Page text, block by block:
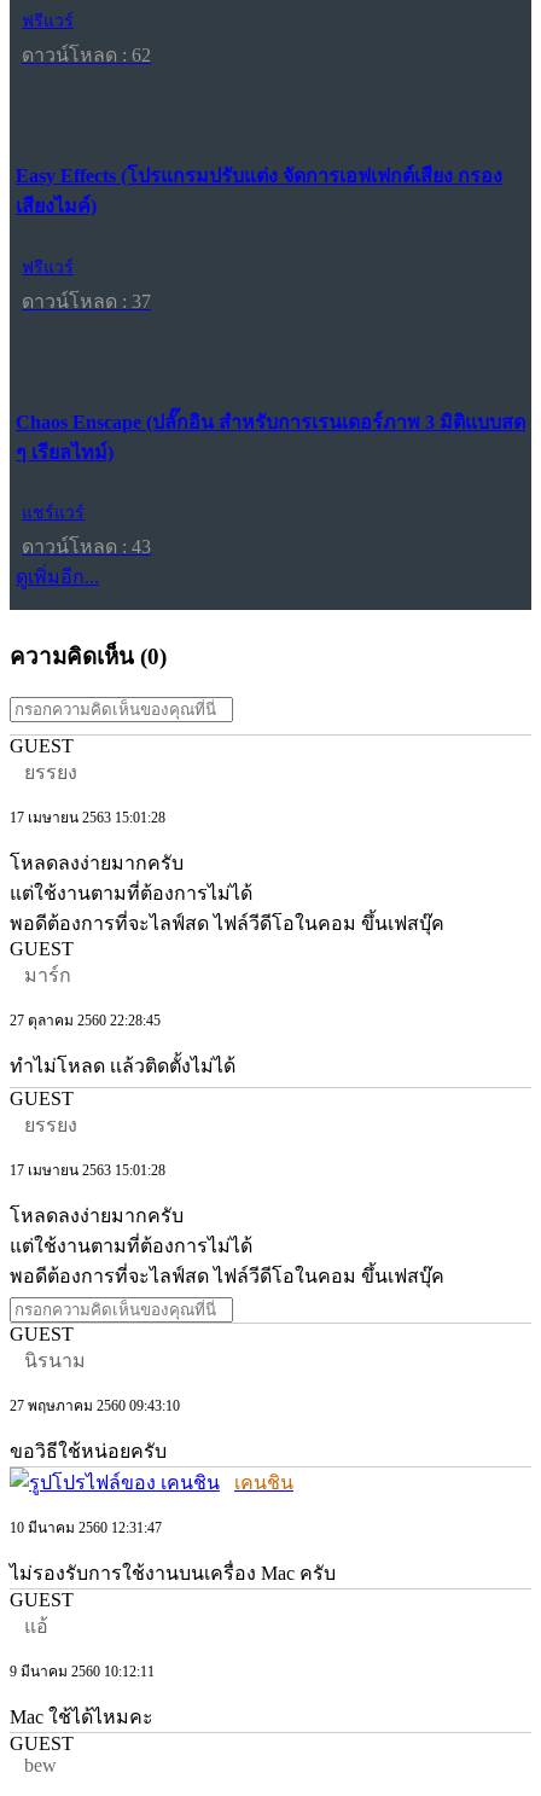
ฟรีแวร์
ดาวน์โหลด : 62
Easy Effects (โปรแกรมปรับแต่ง จัดการเอฟเฟกต์เสียง กรอง
เสียงไมค์)
ฟรีแวร์
ดาวน์โหลด : 37
Chaos Enscape (ปลั๊กอิน สำหรับการเรนเดอร์ภาพ 3 มิติแบบสด
ๆ เรียลไทม์)
แชร์แวร์
ดาวน์โหลด : 43
ดูเพิ่มอีก...
ความคิดเห็น (0)
GUEST
ยรรยง
17 เมษายน 2563 15:01:28
โหลดลงง่ายมากครับ
แต่ใช้งานตามที่ต้องการไม่ได้
พอดีต้องการที่จะไลฟ์สด ไฟล์วีดีโอในคอม ขึ้นเฟสบุ๊ค
GUEST
มาร์ก
27 ตุลาคม 2560 22:28:45
ทำไม่โหลด เเล้วติดตั้งไม่ได้
GUEST
ยรรยง
17 เมษายน 2563 15:01:28
โหลดลงง่ายมากครับ
แต่ใช้งานตามที่ต้องการไม่ได้
พอดีต้องการที่จะไลฟ์สด ไฟล์วีดีโอในคอม ขึ้นเฟสบุ๊ค
GUEST
นิรนาม
27 พฤษภาคม 2560 09:43:10
ขอวิธีใช้หน่อยครับ
เคนชิน
10 มีนาคม 2560 12:31:47
ไม่รองรับการใช้งานบนเครื่อง Mac ครับ
GUEST
แอ้
9 มีนาคม 2560 10:12:11
Mac ใช้ได้ไหมคะ
GUEST
bew